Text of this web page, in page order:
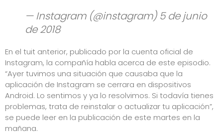
— Instagram (@instagram) 5 de junio
de 2018
En el tuit anterior, publicado por la cuenta oficial de
Instagram, la compañía habla acerca de este episodio.
“Ayer tuvimos una situación que causaba que la
aplicación de Instagram se cerrara en dispositivos
Android. Lo sentimos y ya lo resolvimos. Si todavía tienes
problemas, trata de reinstalar o actualizar tu aplicación”,
se puede leer en la publicación de este martes en la
mañana.